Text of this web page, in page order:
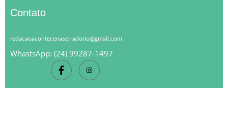
Contato
redacaoacontecenaserradorio@gmail.com
WhastsApp: (24) 99287-1497